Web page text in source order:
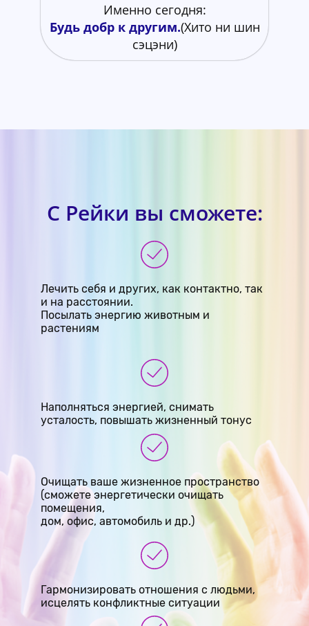
Именно сегодня:
Будь добр к другим.(Хито ни шин
сэцэни)
С Рейки вы сможете:
Лечить себя и других, как контактно, так
и на расстоянии.
Посылать энергию животным и
растениям
Наполняться энергией, снимать
усталость, повышать жизненный тонус
Очищать ваше жизненное пространство
(сможете энергетически очищать
помещения,
дом, офис, автомобиль и др.)
Гармонизировать отношения с людьми,
исцелять конфликтные ситуации